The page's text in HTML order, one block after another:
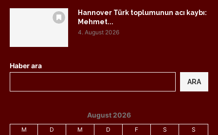
Hannover Türk toplumunun acı kaybı:
Mehmet...
4. August 2026
Haber ara
ARA
August 2026
M D M D F S S